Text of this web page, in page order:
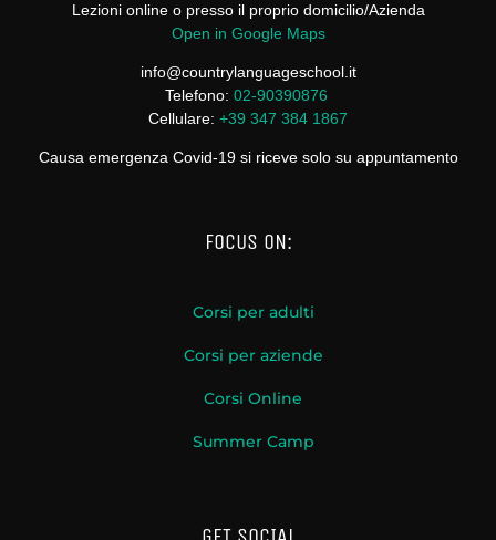
Lezioni online o presso il proprio domicilio/Azienda
Open in Google Maps
info@countrylanguageschool.it
Telefono: 02-90390876
Cellulare: +39 347 384 1867
Causa emergenza Covid-19 si riceve solo su appuntamento
FOCUS ON:
Corsi per adulti
Corsi per aziende
Corsi Online
Summer Camp